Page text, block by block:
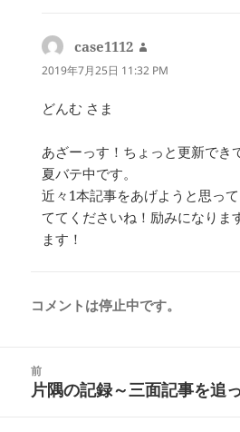
case1112
り:
2019年7月25日 11:32 PM
どんむ さま
あざーっす！ちょっと更新でき
夏バテ中です。
近々1本記事をあげようと思っ
ててくださいね！励みになりま
ます！
コメントは停止中です。
前
前
片隅の記録～三面記事を追